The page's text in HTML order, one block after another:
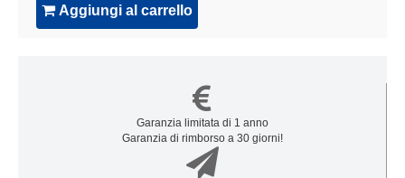
Aggiungi al carrello
Garanzia limitata di 1 anno
Garanzia di rimborso a 30 giorni!